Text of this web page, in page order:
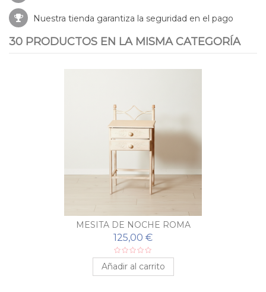
Nuestra tienda garantiza la seguridad en el pago
30 PRODUCTOS EN LA MISMA CATEGORÍA
MESITA DE NOCHE ROMA
125,00 €
Añadir al carrito